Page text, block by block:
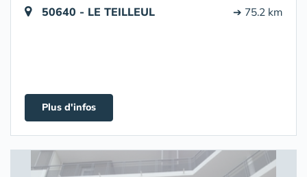
50640 - LE TEILLEUL ➔ 75.2 km
Plus d'infos